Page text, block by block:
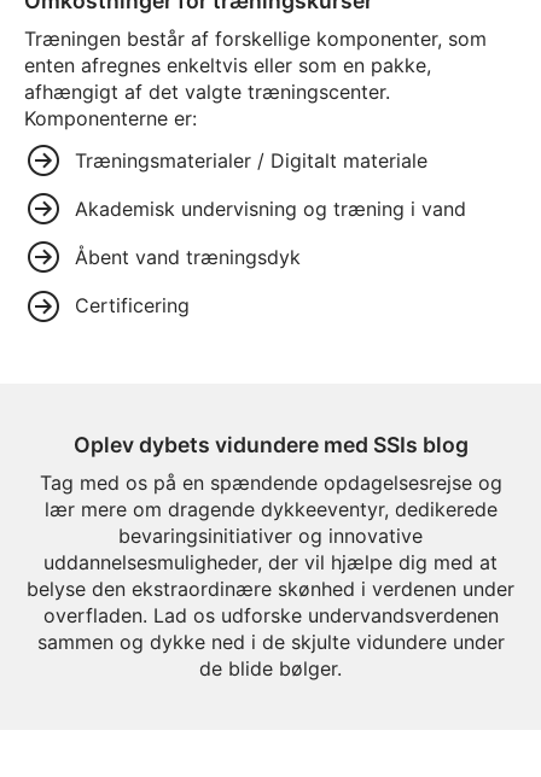
Træningen består af forskellige komponenter, som
enten afregnes enkeltvis eller som en pakke,
afhængigt af det valgte træningscenter.
Komponenterne er:
Træningsmaterialer / Digitalt materiale
Akademisk undervisning og træning i vand
Åbent vand træningsdyk
Certificering
Oplev dybets vidundere med SSIs blog
Tag med os på en spændende opdagelsesrejse og
lær mere om dragende dykkeeventyr, dedikerede
bevaringsinitiativer og innovative
uddannelsesmuligheder, der vil hjælpe dig med at
belyse den ekstraordinære skønhed i verdenen under
overfladen. Lad os udforske undervandsverdenen
sammen og dykke ned i de skjulte vidundere under
de blide bølger.